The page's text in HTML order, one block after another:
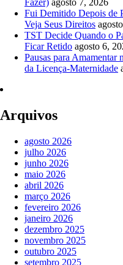
Fazer) agosto 7, 2026
Fui Demitido Depois de
Veja Seus Direitos
TST Decide Quando o
Ficar Retido agosto 6,
Pausas para
da Licença-Maternidade
Arquivos
agosto 2026
julho 2026
junho 2026
maio 2026
abril 2026
março 2026
fevereiro 2026
janeiro 2026
dezembro 2025
novembro 2025
outubro 2025
setembro 2025